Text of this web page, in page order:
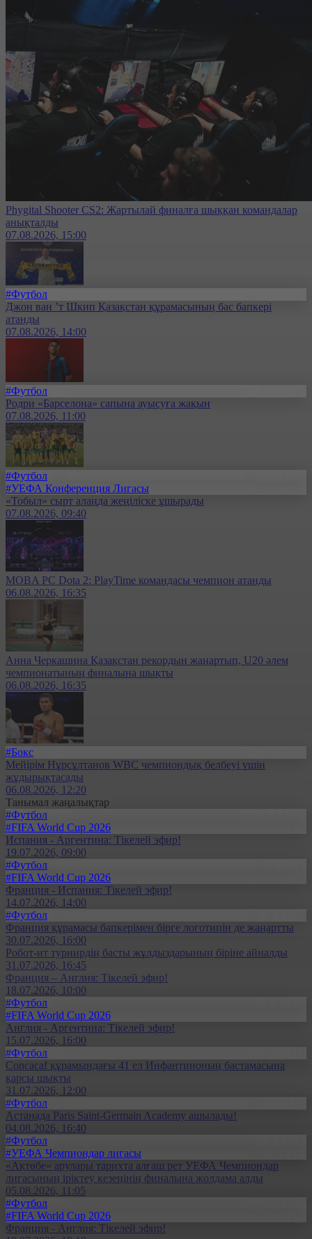
Phygital Shooter CS2: Жартылай финалға шыққан командалар
анықталды
07.08.2026, 15:00
#Футбол
Джон ван ’т Шкип Қазақстан құрамасының бас бапкері
атанды
07.08.2026, 14:00
#Футбол
Родри «Барселона» сапына ауысуға жақын
07.08.2026, 11:00
#Футбол
#УЕФА Конференция Лигасы
«Тобыл» сырт алаңда жеңіліске ұшырады
07.08.2026, 09:40
MOBA PC Dota 2: PlayTime командасы чемпион атанды
06.08.2026, 16:35
Анна Черкашина Қазақстан рекордын жаңартып, U20 әлем
чемпионатының финалына шықты
06.08.2026, 16:35
#Бокс
Мейірім Нұрсұлтанов WBC чемпиондық белбеуі үшін
жұдырықтасады
06.08.2026, 12:20
Танымал жаңалықтар
#Футбол
#FIFA World Cup 2026
Испания - Аргентина: Тікелей эфир!
19.07.2026, 09:00
#Футбол
#FIFA World Cup 2026
Франция - Испания: Тікелей эфир!
14.07.2026, 14:00
#Футбол
Франция құрамасы бапкерімен бірге логотипін де жаңартты
30.07.2026, 16:00
Робот-ит турнирдің басты жұлдыздарының біріне айналды
31.07.2026, 16:45
Франция – Англия: Тікелей эфир!
18.07.2026, 10:00
#Футбол
#FIFA World Cup 2026
Англия - Аргентина: Тікелей эфир!
15.07.2026, 16:00
#Футбол
Concacaf құрамындағы 41 ел Инфантиноның бастамасына
қарсы шықты
31.07.2026, 12:00
#Футбол
Астанада Paris Saint-Germain Academy ашылады!
04.08.2026, 16:40
#Футбол
#УЕФА Чемпиондар лигасы
«Ақтөбе» арулары тарихта алғаш рет УЕФА Чемпиондар
лигасының іріктеу кезеңінің финалына жолдама алды
05.08.2026, 11:05
#Футбол
#FIFA World Cup 2026
Франция - Англия: Тікелей эфир!